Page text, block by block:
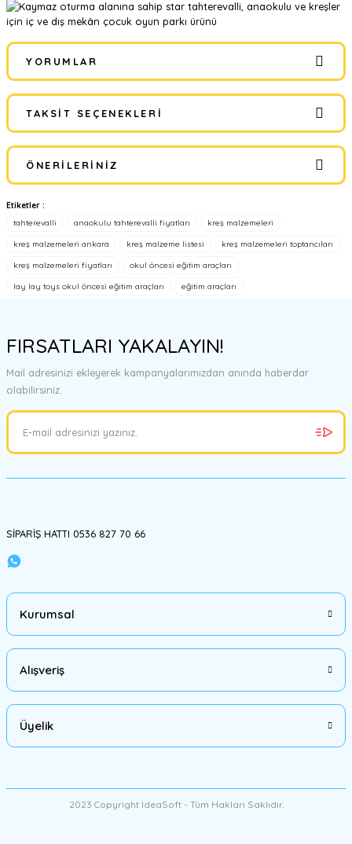
YORUMLAR
Bu ürüne ilk yorumu siz yapın!
Yorum Yaz
TAKSIT SEÇENEKLERI
ÖNERILERINIZ
Bu ürünün fiyat bilgisi, resim, ürün açıklamalarında ve diğer
konularda yetersiz gördüğünüz noktaları öneri formunu kullanarak
tarafımıza iletebilirsiniz.
Ürün bilgilerinde hatalar bulunuyor.
Bu ürüne benzer farklı alternatifler olmalı.
Etiketler :
tahterevalli
anaokulu tahterevalli fiyatları kreş malzemeleri
kreş malzemeleri ankara kreş malzeme listesi kreş malzemeleri toptancıları
kreş malzemeleri fiyatları okul öncesi eğitim araçları
lay lay toys okul öncesi eğitim araçları eğitim araçları
FIRSATLARI YAKALAYIN!
Mail adresinizi ekleyerek kampanyalarımızdan anında haberdar
olabilirsiniz.
SİPARİŞ HATTI 0536 827 70 66
Kurumsal
Alışveriş
Üyelik
2023 Copyright IdeaSoft - Tüm Hakları Saklıdır.